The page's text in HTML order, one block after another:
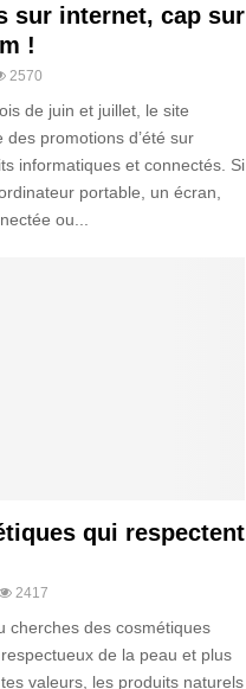
sur internet, cap sur
!
2570
de juin et juillet, le site
des promotions d’été sur
informatiques et connectés. Si
portable, un écran,
ou...
qui respectent
2417
cherches des cosmétiques
de la peau et plus
valeurs, les produits naturels